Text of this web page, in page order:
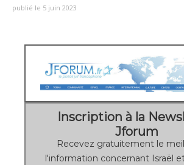
publié le 5 juin 2023
Inscription à la
Jforum
Recevez gratuitement le
l'information concernant Israël